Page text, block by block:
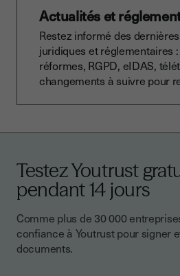
Actualités et
Restez informé des
juridiques et réglementaires
réformes, RGPD, eIDAS,
changements à suivre pour
Testez Youtrust
pendant 14 jours
Comme plus de 30 000
confiance à Youtrust pour signer
documents.